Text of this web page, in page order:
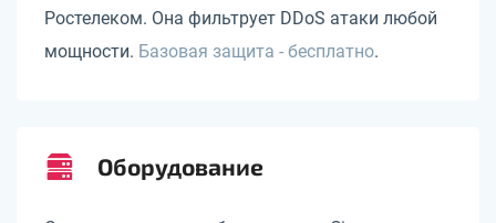
Ростелеком. Она фильтрует DDoS атаки любой
мощности. Базовая защита - бесплатно.
Оборудование